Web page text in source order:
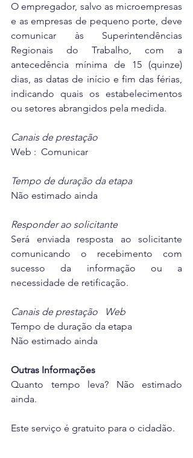
O empregador, salvo as microempresas
e as empresas de pequeno porte, deve
comunicar às Superintendências
Regionais do Trabalho, com a
antecedência mínima de 15 (quinze)
dias, as datas de início e fim das férias,
indicando quais os estabelecimentos
ou setores abrangidos pela medida.
Canais de prestação
Web :  Comunicar
Tempo de duração da etapa
Não estimado ainda
Responder ao solicitante
Será enviada resposta ao solicitante
comunicando o recebimento com
sucesso da informação ou a
necessidade de retificação.
Canais de prestação   Web
Tempo de duração da etapa
Não estimado ainda
Outras Informações
Quanto tempo leva? Não estimado
ainda.
Este serviço é gratuito para o cidadão.